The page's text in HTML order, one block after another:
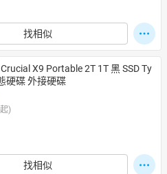
找相似
X9 Portable 2T 1T 黑 SSD Ty
硬碟 外接硬碟
)
找相似